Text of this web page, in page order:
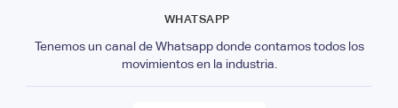
WHATSAPP
Tenemos un canal de Whatsapp donde contamos todos los
movimientos en la industria.